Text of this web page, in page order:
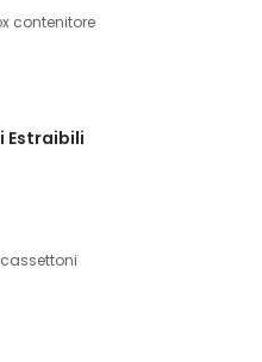
contenitore
Estraibili